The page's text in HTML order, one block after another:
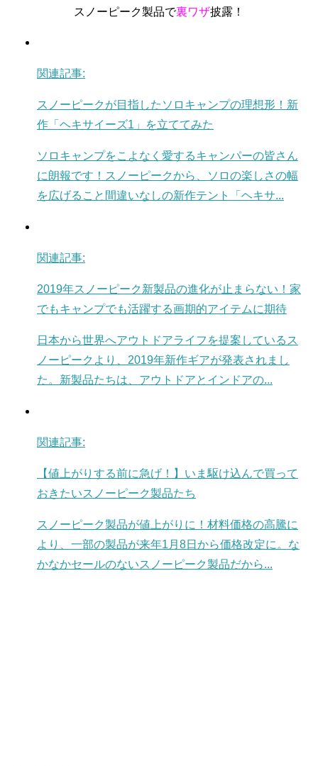
スノーピーク製品で裏ワザ披露！
関連記事:
スノーピークが目指したソロキャンプの理想形！新
作「ヘキサイーズ1」を立ててみた
ソロキャンプをこよなく愛するキャンパーの皆さん
に朗報です！スノーピークから、ソロの楽しさの幅
を広げること間違いなしの新作テント「ヘキサ...
関連記事:
2019年スノーピーク新製品の進化が止まらない！家
でもキャンプでも活躍する画期的アイテムに期待
日本から世界へアウトドアライフを提案しているス
ノーピークより、2019年新作ギアが発表されまし
た。新製品たちは、アウトドアとインドアの...
関連記事:
【値上がりする前に急げ！】いま駆け込んで買って
おきたいスノーピーク製品たち
スノーピーク製品が値上がりに！材料価格の高騰に
より、一部の製品が来年1月8日から価格改定に。な
かなかセールのないスノーピーク製品だから...